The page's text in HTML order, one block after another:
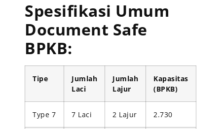
Spesifikasi Umum
Document Safe
BPKB:
Tipe
Jumlah
Laci
Jumlah
Lajur
Kapasitas
(BPKB)
Type 7 7 Laci 2 Lajur 2.730